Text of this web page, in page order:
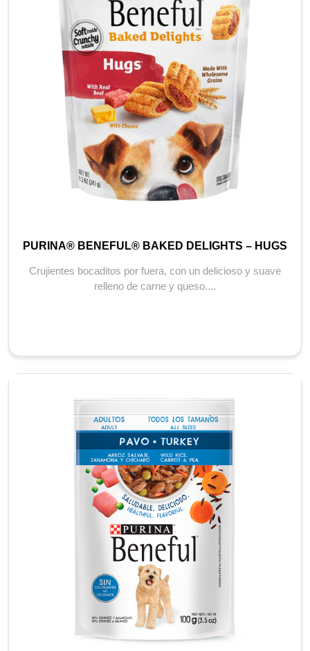
PURINA® BENEFUL® BAKED DELIGHTS – HUGS
Crujientes bocaditos por fuera, con un delicioso y suave
relleno de carne y queso....